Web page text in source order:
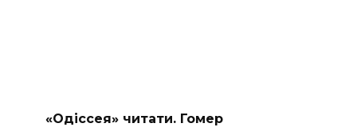
«Одіссея» читати. Гомер